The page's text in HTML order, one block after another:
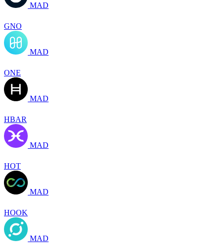
MAD
GNO
MAD
ONE
MAD
HBAR
MAD
HOT
MAD
HOOK
MAD